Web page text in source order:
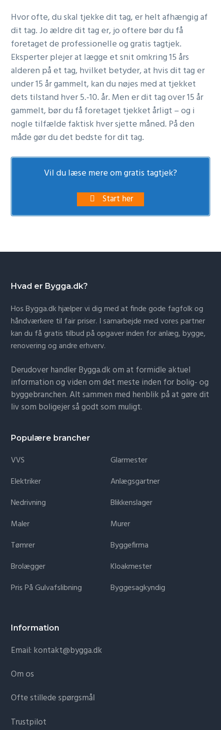
Hvor ofte, du skal tjekke dit tag, er helt afhængig af
dit tag. Jo ældre dit tag er, jo oftere bør du få
foretaget de professionelle og gratis tagtjek.
Eksperter plejer at lægge et snit omkring 15 års
alderen på et tag, hvilket betyder, at hvis dit tag er
under 15 år gammelt, kan du nøjes med at tjekket
dets tilstand hver 5.-10. år. Men er dit tag over 15 år
gammelt, bør du få foretaget tjekket årligt – og i
nogle tilfælde faktisk hver sjette måned. På den
måde gør du det bedste for dit tag.
Vil du læse mere om gratis tagtjek?
Start her
Hvad er Bygga.dk?
Hos Bygga.dk hjælper vi dig med at finde gode fagfolk og
håndværkere til fair priser. I samarbejde med vores partner
kan du få gratis tilbud på opgaver inden for anlæg, bygge,
renovering og andre erhverv.
Derudover handler Bygga.dk om at formidle aktuel
information og viden om det meste inden for bolig- og
byggebranchen. Alt sammen med henblik på at gøre dit
liv som boligejer så godt som muligt.
Populære brancher
VVS
Glarmester
Elektriker
Anlægsgartner
Nedrivning
Blikkenslager
Maler
Murer
Tømrer
Byggefirma
Brolægger
Kloakmester
Pris På Gulvafslibning
Byggesagkyndig
Information
Email: kontakt@bygga.dk
Om os
Ofte stillede spørgsmål
Trustpilot